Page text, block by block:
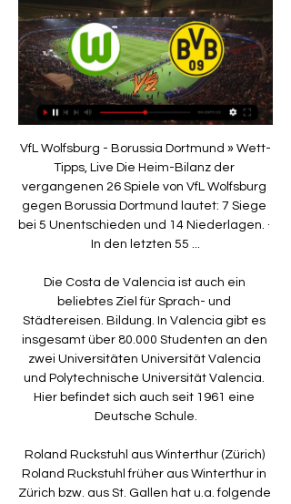
VfL Wolfsburg - Borussia Dortmund » Wett-
Tipps, Live Die Heim-Bilanz der
vergangenen 26 Spiele von VfL Wolfsburg
gegen Borussia Dortmund lautet: 7 Siege
bei 5 Unentschieden und 14 Niederlagen. ·
In den letzten 55 ...
Die Costa de Valencia ist auch ein
beliebtes Ziel für Sprach- und
Städtereisen. Bildung. In Valencia gibt es
insgesamt über 80.000 Studenten an den
zwei Universitäten Universität Valencia
und Polytechnische Universität Valencia.
Hier befindet sich auch seit 1961 eine
Deutsche Schule.
Roland Ruckstuhl aus Winterthur (Zürich)
Roland Ruckstuhl früher aus Winterthur in
Zürich bzw. aus St. Gallen hat u.a. folgende